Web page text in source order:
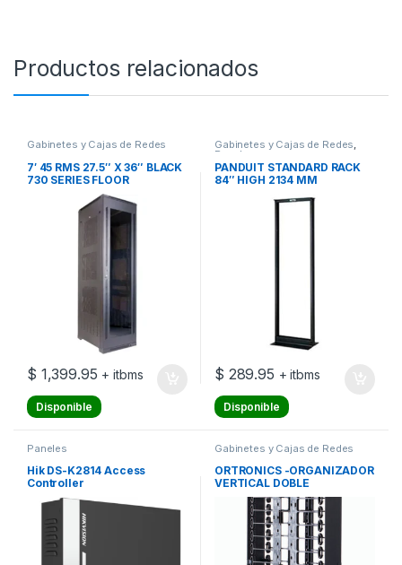
Productos relacionados
Gabinetes y Cajas de Redes
7′ 45 RMS 27.5″ X 36″ BLACK
730 SERIES FLOOR
$ 1,399.95 + itbms
Disponible
Gabinetes y Cajas de Redes,
Paneles
PANDUIT STANDARD RACK
84″ HIGH 2134 MM
$ 289.95 + itbms
Disponible
Paneles
Hik DS-K2814 Access
Controller
Gabinetes y Cajas de Redes
ORTRONICS -ORGANIZADOR
VERTICAL DOBLE